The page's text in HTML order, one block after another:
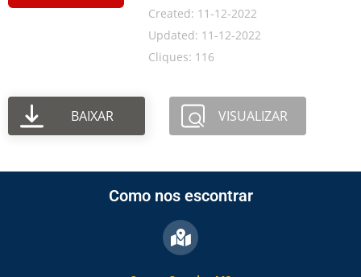
Created: 11-12-2022
Updated: 11-12-2022
Cliques: 116
BAIXAR VISUALIZAR
Como nos escontrar